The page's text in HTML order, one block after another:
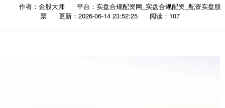
作者：金股大师
平台：实盘合规配资网_实盘合规配资_配资实盘股
票
更新：2026-06-14 23:52:25 阅读：107